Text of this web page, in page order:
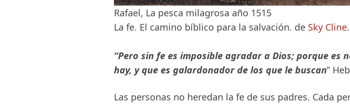
Rafael, La pesca milagrosa año 1515
La fe. El camino bíblico para la salvación. de Sky Cline.
“Pero sin fe es imposible agradar a Dios; porque es
hay, y que es galardonador de los que le buscan”
Las personas no heredan la fe de sus padres. Cada